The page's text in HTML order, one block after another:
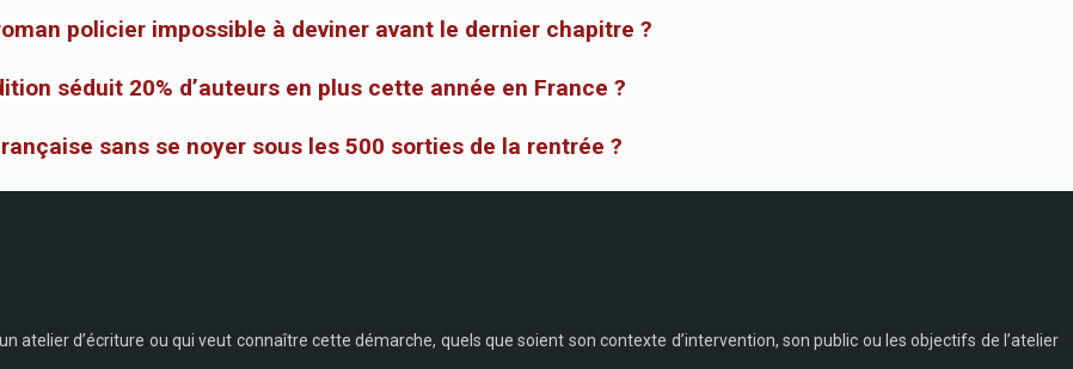
policier impossible à deviner avant le dernier chapitre ?
séduit 20% d’auteurs en plus cette année en France ?
sans se noyer sous les 500 sorties de la rentrée ?
d’écriture ou qui veut connaître cette démarche, quels que soient son contexte d’intervention, son public ou les objectifs de l’atelier